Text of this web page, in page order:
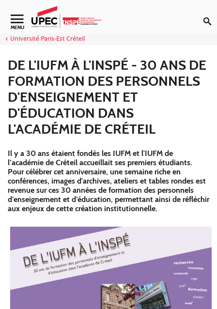
Aller au contenu
MENU
Université Paris-Est Créteil
DE L'IUFM À L'INSPÉ - 30 ANS DE
FORMATION DES PERSONNELS
D'ENSEIGNEMENT ET
D'ÉDUCATION DANS
L'ACADÉMIE DE CRÉTEIL
Il y a 30 ans étaient fondés les IUFM et l'IUFM de
l’académie de Créteil accueillait ses premiers étudiants.
Pour célébrer cet anniversaire, une semaine riche en
conférences, images d'archives, ateliers et tables rondes est
revenue sur ces 30 années de formation des personnels
d’enseignement et d’éducation, permettant ainsi de réfléchir
aux enjeux de cette création institutionnelle.